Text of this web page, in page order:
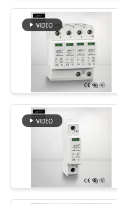
ΜΑΣ
ΕΠΑΦΉ
ΜΕ
ΕΙΔΉΣΕΙΣ
ΖΗΤΉΣΤΕ
ΈΝΑ